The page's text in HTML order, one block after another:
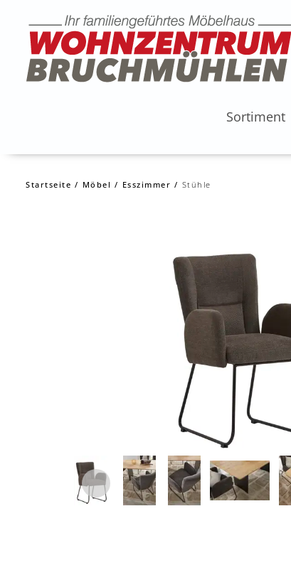
Sortiment
Startseite Möbel Esszimmer Stühle